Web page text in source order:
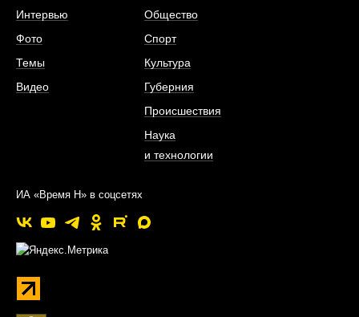
Интервью
Фото
Темы
Видео
Общество
Спорт
Культура
Губерния
Происшествия
Наука
и технологии
ИА «Время Н» в соцсетях